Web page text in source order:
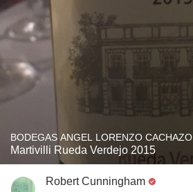
BODEGAS ANGEL LORENZO CACHAZO
Martivilli Rueda Verdejo 2015
Robert Cunningham